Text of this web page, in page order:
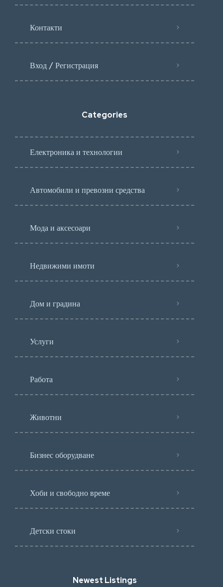
Контакти
Вход / Регистрация
Categories
Електроника и технологии
Автомобили и превозни средства
Мода и аксесоари
Недвижими имоти
Дом и градина
Услуги
Работа
Животни
Бизнес оборудване
Хоби и свободно време
Детски стоки
Newest Listings​